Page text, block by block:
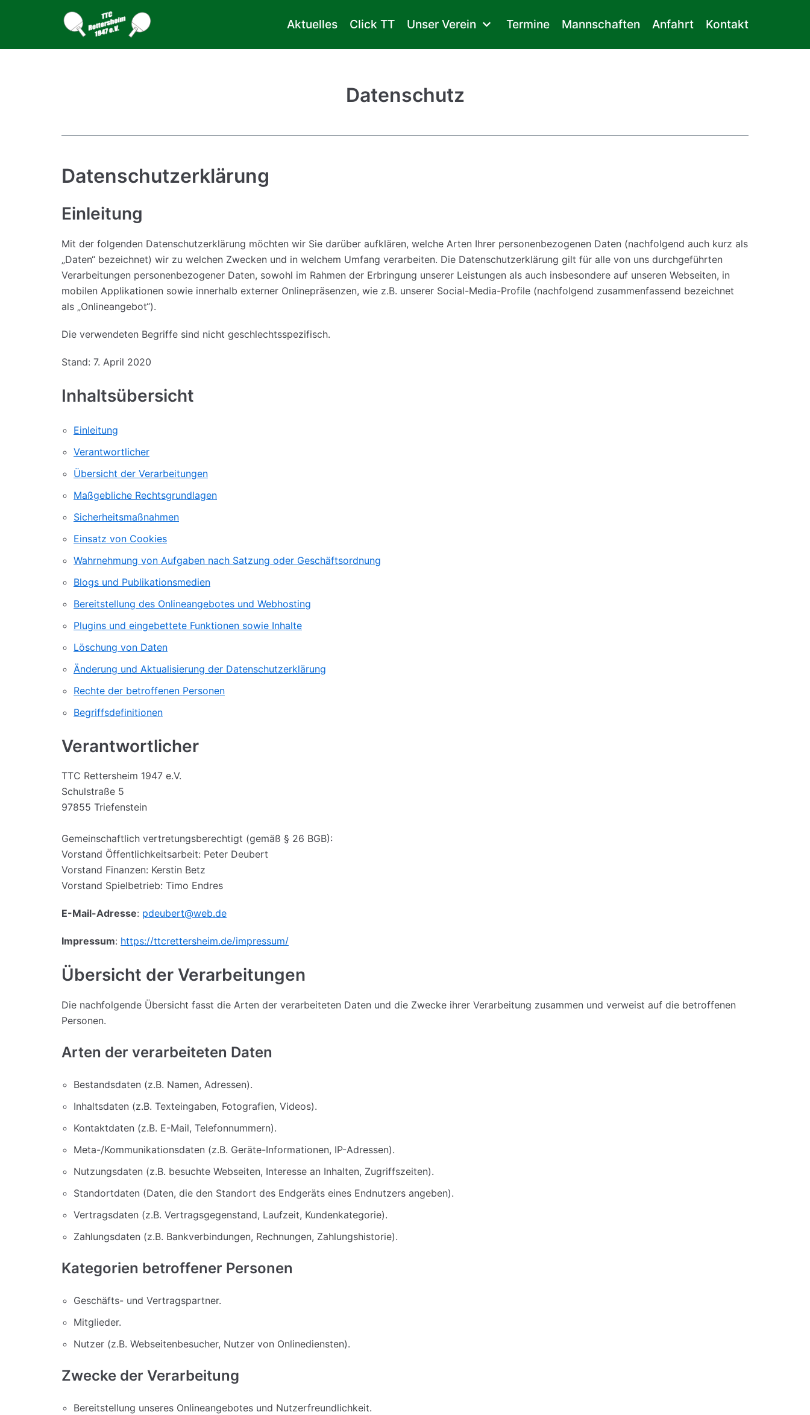
Aktuelles Click TT Unser Verein Termine Mannschaften Anfahrt Kontakt
Datenschutz
Datenschutzerklärung
Einleitung
Mit der folgenden Datenschutzerklärung möchten wir Sie darüber aufklären, welche Arten Ihrer personenbezogenen Daten (nachfolgend auch kurz als
„Daten“ bezeichnet) wir zu welchen Zwecken und in welchem Umfang verarbeiten. Die Datenschutzerklärung gilt für alle von uns durchgeführten
Verarbeitungen personenbezogener Daten, sowohl im Rahmen der Erbringung unserer Leistungen als auch insbesondere auf unseren Webseiten, in
mobilen Applikationen sowie innerhalb externer Onlinepräsenzen, wie z.B. unserer Social-Media-Profile (nachfolgend zusammenfassend bezeichnet
als „Onlineangebot“).
Die verwendeten Begriffe sind nicht geschlechtsspezifisch.
Stand: 7. April 2020
Inhaltsübersicht
Einleitung
Verantwortlicher
Übersicht der Verarbeitungen
Maßgebliche Rechtsgrundlagen
Sicherheitsmaßnahmen
Einsatz von Cookies
Wahrnehmung von Aufgaben nach Satzung oder Geschäftsordnung
Blogs und Publikationsmedien
Bereitstellung des Onlineangebotes und Webhosting
Plugins und eingebettete Funktionen sowie Inhalte
Löschung von Daten
Änderung und Aktualisierung der Datenschutzerklärung
Rechte der betroffenen Personen
Begriffsdefinitionen
Verantwortlicher
TTC Rettersheim 1947 e.V.
Schulstraße 5
97855 Triefenstein
Gemeinschaftlich vertretungsberechtigt (gemäß § 26 BGB):
Vorstand Öffentlichkeitsarbeit: Peter Deubert
Vorstand Finanzen: Kerstin Betz
Vorstand Spielbetrieb: Timo Endres
E-Mail-Adresse: pdeubert@web.de
Impressum: https://ttcrettersheim.de/impressum/
Übersicht der Verarbeitungen
Die nachfolgende Übersicht fasst die Arten der verarbeiteten Daten und die Zwecke ihrer Verarbeitung zusammen und verweist auf die betroffenen
Personen.
Arten der verarbeiteten Daten
Bestandsdaten (z.B. Namen, Adressen).
Inhaltsdaten (z.B. Texteingaben, Fotografien, Videos).
Kontaktdaten (z.B. E-Mail, Telefonnummern).
Meta-/Kommunikationsdaten (z.B. Geräte-Informationen, IP-Adressen).
Nutzungsdaten (z.B. besuchte Webseiten, Interesse an Inhalten, Zugriffszeiten).
Standortdaten (Daten, die den Standort des Endgeräts eines Endnutzers angeben).
Vertragsdaten (z.B. Vertragsgegenstand, Laufzeit, Kundenkategorie).
Zahlungsdaten (z.B. Bankverbindungen, Rechnungen, Zahlungshistorie).
Kategorien betroffener Personen
Geschäfts- und Vertragspartner.
Mitglieder.
Nutzer (z.B. Webseitenbesucher, Nutzer von Onlinediensten).
Zwecke der Verarbeitung
Bereitstellung unseres Onlineangebotes und Nutzerfreundlichkeit.